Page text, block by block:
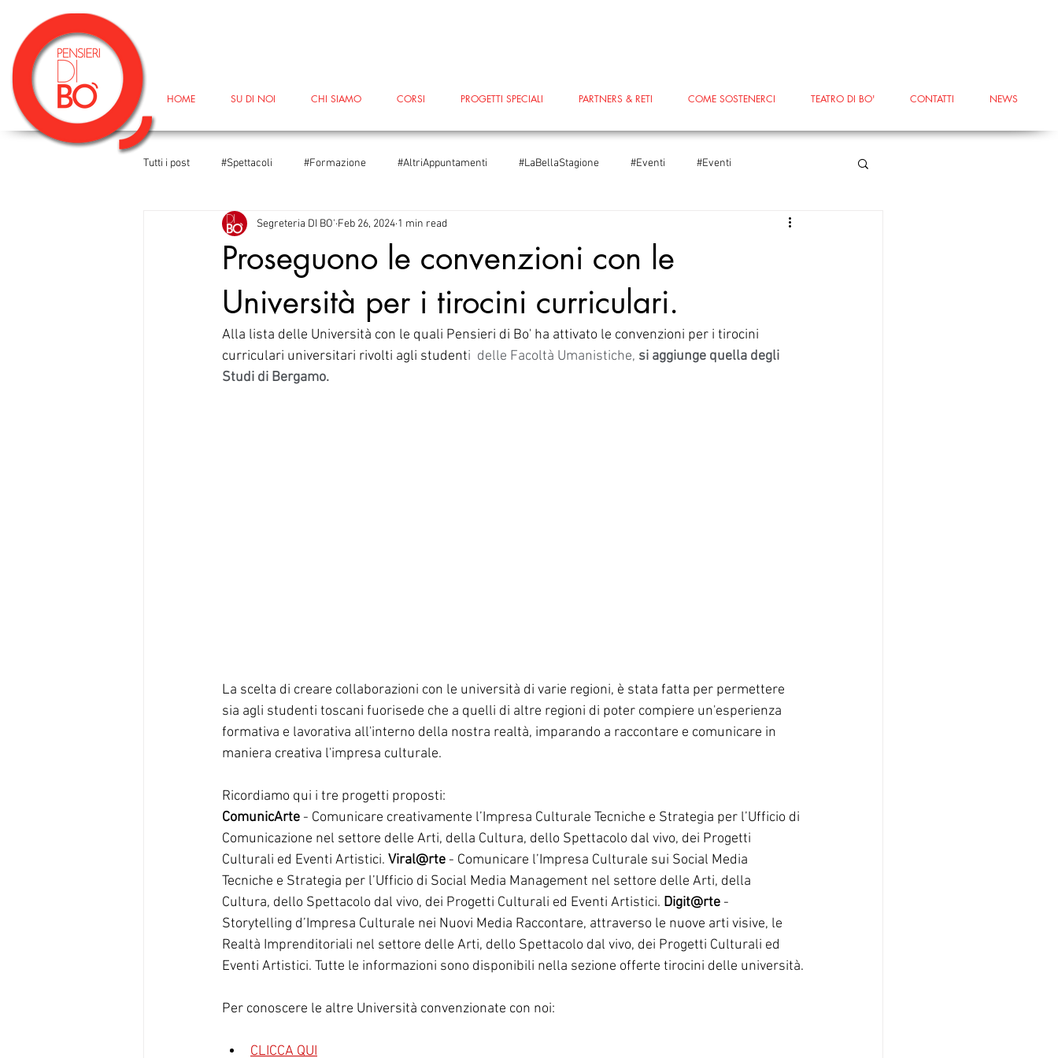
HOME SU DI NOI CHI SIAMO CORSI PROGETTI SPECIALI PARTNERS & RETI COME SOSTENERCI TEATRO DI BO' CONTATTI NEWS
Tutti i post #Spettacoli #Formazione #AltriAppuntamenti #LaBellaStagione #Eventi #Eventi
#DireFareBaciare #DireFareBaciare #Scuole #Terricciola
#Università #LeggoPerLegittimaDifesa #FestivalInventaria2024 #Edenred
#Corsodiformazione #GiornataMondialedelTeatro 5xMille #Blog #PiazzaGrande #SantaMariaaMonte
Proseguono le convenzioni con le
Università per i tirocini curriculari.
Segreteria DI BO' Feb 26, 2024 1 min read
Alla lista delle Università con le quali Pensieri di Bo' ha attivato le convenzioni per i tirocini
curriculari universitari rivolti agli studenti  delle Facoltà Umanistiche, si aggiunge quella degli
Studi di Bergamo.
La scelta di creare collaborazioni con le università di varie regioni, è stata fatta per permettere
sia agli studenti toscani fuorisede che a quelli di altre regioni di poter compiere un'esperienza
formativa e lavorativa all'interno della nostra realtà, imparando a raccontare e comunicare in
maniera creativa l'impresa culturale.
Ricordiamo qui i tre progetti proposti:
ComunicArte - Comunicare creativamente l’Impresa Culturale Tecniche e Strategia per l’Ufficio di
Comunicazione nel settore delle Arti, della Cultura, dello Spettacolo dal vivo, dei Progetti
Culturali ed Eventi Artistici. Viral@rte - Comunicare l’Impresa Culturale sui Social Media
Tecniche e Strategia per l’Ufficio di Social Media Management nel settore delle Arti, della
Cultura, dello Spettacolo dal vivo, dei Progetti Culturali ed Eventi Artistici. Digit@rte -
Storytelling d’Impresa Culturale nei Nuovi Media Raccontare, attraverso le nuove arti visive, le
Realtà Imprenditoriali nel settore delle Arti, dello Spettacolo dal vivo, dei Progetti Culturali ed
Eventi Artistici. Tutte le informazioni sono disponibili nella sezione offerte tirocini delle università.
Per conoscere le altre Università convenzionate con noi:
CLICCA QUI